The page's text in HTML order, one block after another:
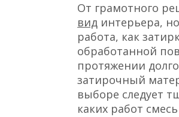
От грамотного
вид интерьера,
работа, как
обработанной
протяжении
затирочный
выборе следует
каких работ